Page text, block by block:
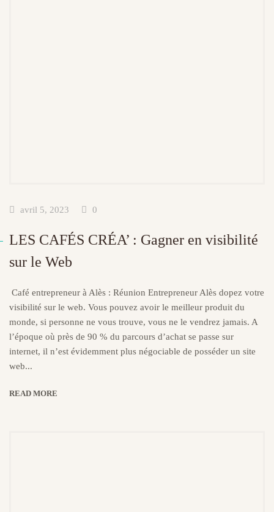
avril 5, 2023 0
LES CAFÉS CRÉA’ : Gagner en visibilité
sur le Web
Café entrepreneur à Alès : Réunion Entrepreneur Alès dopez votre
visibilité sur le web. Vous pouvez avoir le meilleur produit du
monde, si personne ne vous trouve, vous ne le vendrez jamais. A
l’époque où près de 90 % du parcours d’achat se passe sur
internet, il n’est évidemment plus négociable de posséder un site
web...
READ MORE